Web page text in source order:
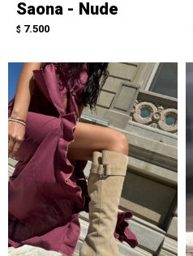
Saona - Nude
$ 7.500